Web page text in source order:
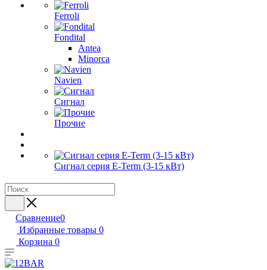
Ferroli
Fondital
Antea
Minorca
Navien
Сигнал
Прочие
Сигнал серия E-Term (3-15 кВт)
Сравнение0
Избранные товары 0
Корзина 0